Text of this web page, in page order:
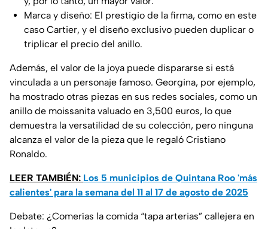
Marca y diseño: El prestigio de la firma, como en este
caso Cartier, y el diseño exclusivo pueden duplicar o
triplicar el precio del anillo.
Además, el valor de la joya puede dispararse si está
vinculada a un personaje famoso. Georgina, por ejemplo,
ha mostrado otras piezas en sus redes sociales, como un
anillo de moissanita valuado en 3,500 euros, lo que
demuestra la versatilidad de su colección, pero ninguna
alcanza el valor de la pieza que le regaló Cristiano
Ronaldo.
LEER TAMBIÉN: Los 5 municipios de Quintana Roo 'más
calientes' para la semana del 11 al 17 de agosto de 2025
Debate: ¿Comerías la comida “tapa arterias” callejera en